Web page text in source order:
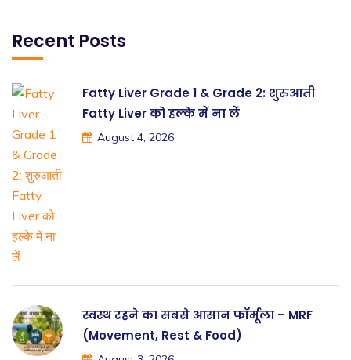
Recent Posts
Fatty Liver Grade 1 & Grade 2: शुरुआती
Fatty Liver को हल्के में ना लें
August 4, 2026
स्वस्थ रहने का सबसे आसान फॉर्मूला – MRF
(Movement, Rest & Food)